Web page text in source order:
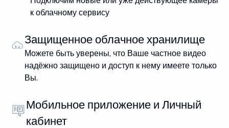
к облачному сервису
Защищенное облачное хранилище
Можете быть уверены, что Ваше частное видео
надёжно защищено и доступ к нему имеете только
Вы.
Мобильное приложение и Личный
кабинет